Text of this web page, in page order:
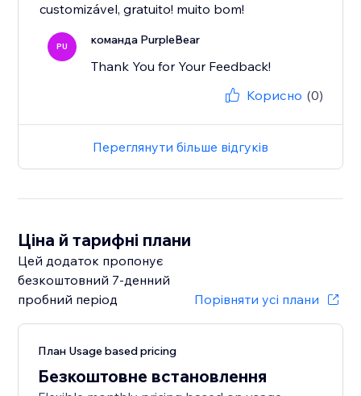
customizável, gratuito! muito bom!
PU команда PurpleBear
Thank You for Your Feedback!
Корисно (0)
Переглянути більше відгуків
Ціна й тарифні плани
Цей додаток пропонує
безкоштовний 7‑денний
пробний період
Порівняти усі плани
План Usage based pricing
Безкоштовне встановлення